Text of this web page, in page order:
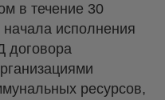
в течение 30
исполнения
договора
ресурсов,